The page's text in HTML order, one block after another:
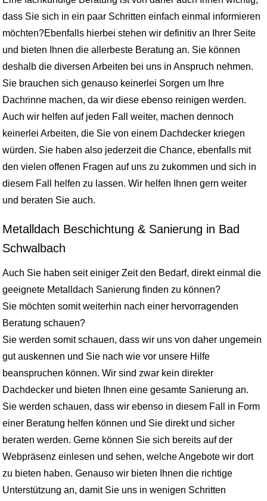
dass Sie sich in ein paar Schritten einfach einmal informieren
möchten?Ebenfalls hierbei stehen wir definitiv an Ihrer Seite
und bieten Ihnen die allerbeste Beratung an. Sie können
deshalb die diversen Arbeiten bei uns in Anspruch nehmen.
Sie brauchen sich genauso keinerlei Sorgen um Ihre
Dachrinne machen, da wir diese ebenso reinigen werden.
Auch wir helfen auf jeden Fall weiter, machen dennoch
keinerlei Arbeiten, die Sie von einem Dachdecker kriegen
würden. Sie haben also jederzeit die Chance, ebenfalls mit
den vielen offenen Fragen auf uns zu zukommen und sich in
diesem Fall helfen zu lassen. Wir helfen Ihnen gern weiter
und beraten Sie auch.
Metalldach Beschichtung & Sanierung in Bad
Schwalbach
Auch Sie haben seit einiger Zeit den Bedarf, direkt einmal die
geeignete Metalldach Sanierung finden zu können?
Sie möchten somit weiterhin nach einer hervorragenden
Beratung schauen?
Sie werden somit schauen, dass wir uns von daher ungemein
gut auskennen und Sie nach wie vor unsere Hilfe
beanspruchen können. Wir sind zwar kein direkter
Dachdecker und bieten Ihnen eine gesamte Sanierung an.
Sie werden schauen, dass wir ebenso in diesem Fall in Form
einer Beratung helfen können und Sie direkt und sicher
beraten werden. Gerne können Sie sich bereits auf der
Webpräsenz einlesen und sehen, welche Angebote wir dort
zu bieten haben. Genauso wir bieten Ihnen die richtige
Unterstützung an, damit Sie uns in wenigen Schritten